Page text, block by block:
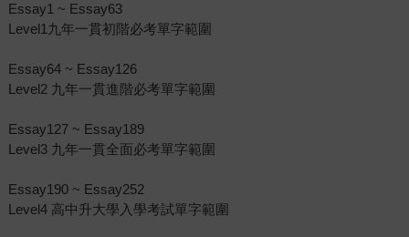
Essay1 ~ Essay63
Level1九年一貫初階必考單字範圍
Essay64 ~ Essay126
Level2 九年一貫進階必考單字範圍
Essay127 ~ Essay189
Level3 九年一貫全面必考單字範圍
Essay190 ~ Essay252
Level4 高中升大學入學考試單字範圍